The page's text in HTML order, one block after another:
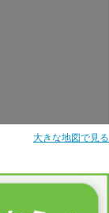
大きな地図で見る